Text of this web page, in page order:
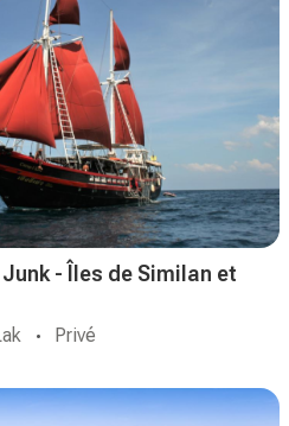
- Îles de Similan et
Privé